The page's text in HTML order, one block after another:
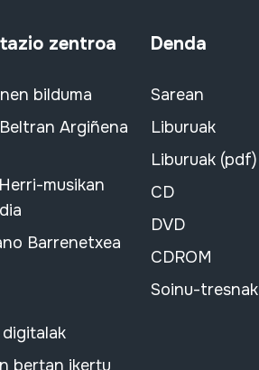
zentroa
bilduma
Argiñena
musikan
Barrenetxea
bertan ikertu
Denda
Sarean
Liburuak
Liburuak (pdf)
CD
DVD
CDROM
Soinu-tresnak